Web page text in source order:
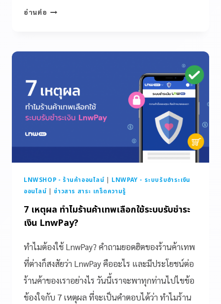
อ่านต่อ
LNWSHOP - ร้านค้าออนไลน์ | LNWPAY - ระบบรับชำระเงิน
ออนไลน์ |ข่าวสาร สาระ เกร็ดความรู้
7 เหตุผล ทำไมร้านค้าเทพเลือกใช้ระบบรับชำระ
เงิน LnwPay?
ทำไมต้องใช้ LnwPay? คำถามยอดฮิตของร้านค้าเทพ
ที่ต่างก็สงสัยว่า LnwPay คืออะไร และมีประโยชน์ต่อ
ร้านค้าของเราอย่างไร วันนี้เราจะพาทุกท่านไปไขข้อ
ข้องใจกับ 7 เหตุผล ที่จะเป็นคำตอบได้ว่า ทำไมร้าน